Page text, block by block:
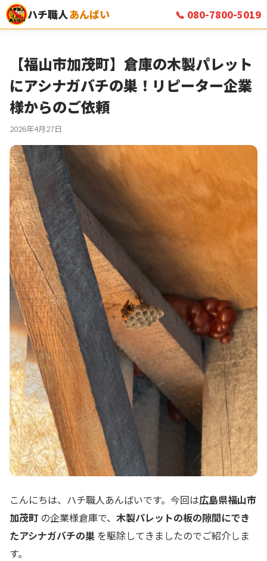
ハチ職人あんばい 📞 080-7800-5019
【福山市加茂町】倉庫の木製パレット
にアシナガバチの巣！リピーター企業
様からのご依頼
2026年4月27日
こんにちは、ハチ職人あんばいです。今回は広島県福山市
加茂町 の企業様倉庫で、 木製パレットの板の隙間にでき
たアシナガバチの巣 を駆除してきましたのでご紹介しま
す。